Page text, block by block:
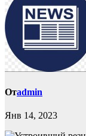
Отadmin
Янв 14, 2023